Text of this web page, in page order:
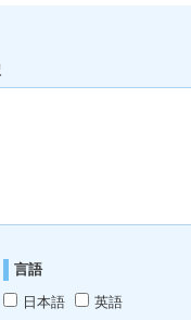
言語
日本語
英語